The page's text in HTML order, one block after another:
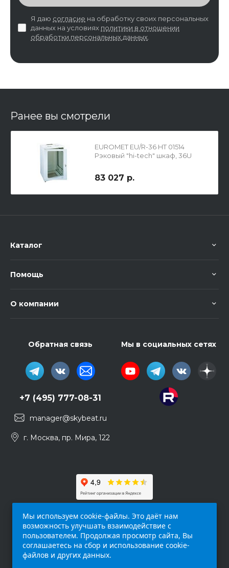
Я даю согласие на обработку своих персональных
данных на условиях политики в отношении
обработки персональных данных
Ранее вы смотрели
EUROMET EU/R-36 HT 01514
Рэковый "hi-tech" шкаф, 36U
83 027 р.
Каталог
Помощь
О компании
Обратная связь
+7 (495) 777-08-31
manager@skybeat.ru
г. Москва, пр. Мира, 122
Мы в социальных сетях
Мы используем cookie-файлы. Это даёт нам
возможность улучшать взаимодействие с
пользователем. Продолжая просмотр сайта, Вы
соглашаетесь на сбор и использование cookie-
файлов и других данных.